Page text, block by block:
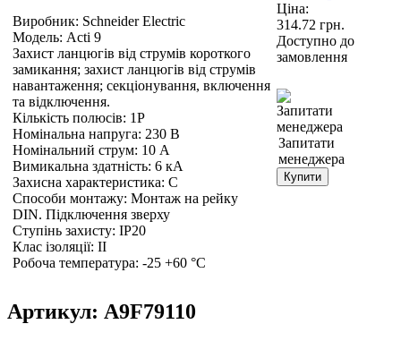
Виробник: Schneider Electric
Модель: Acti 9
Захист ланцюгів від струмів короткого
замикання; захист ланцюгів від струмів
навантаження; секціонування, включення
та відключення.
Кількість полюсів: 1P
Номінальна напруга: 230 В
Номінальний струм: 10 A
Вимикальна здатність: 6 кА
Захисна характеристика: C
Способи монтажу: Монтаж на рейку
DIN. Підключення зверху
Ступінь захисту: IP20
Клас ізоляції: II
Робоча температура: -25 +60 °C
Ціна:
314.72 грн.
Доступно до
замовлення
Запитати
менеджера
Купити
Артикул: A9F79110